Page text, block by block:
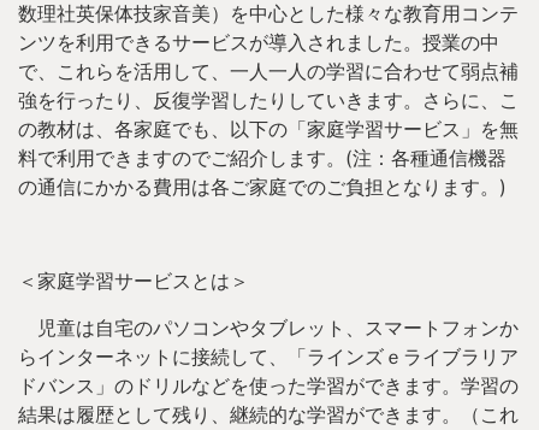
数理社英保体技家音美）を中心とした様々な教育用コンテ
ンツを利用できるサービスが導入されました。授業の中
で、これらを活用して、一人一人の学習に合わせて弱点補
強を行ったり、反復学習したりしていきます。さらに、こ
の教材は、各家庭でも、以下の「家庭学習サービス」を無
料で利用できますのでご紹介します。(注：各種通信機器
の通信にかかる費用は各ご家庭でのご負担となります。)
＜家庭学習サービスとは＞
児童は自宅のパソコンやタブレット、スマートフォンか
らインターネットに接続して、「ラインズｅライブラリア
ドバンス」のドリルなどを使った学習ができます。学習の
結果は履歴として残り、継続的な学習ができます。（これ